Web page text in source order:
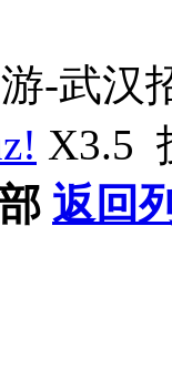
-武汉
X3.5
返回